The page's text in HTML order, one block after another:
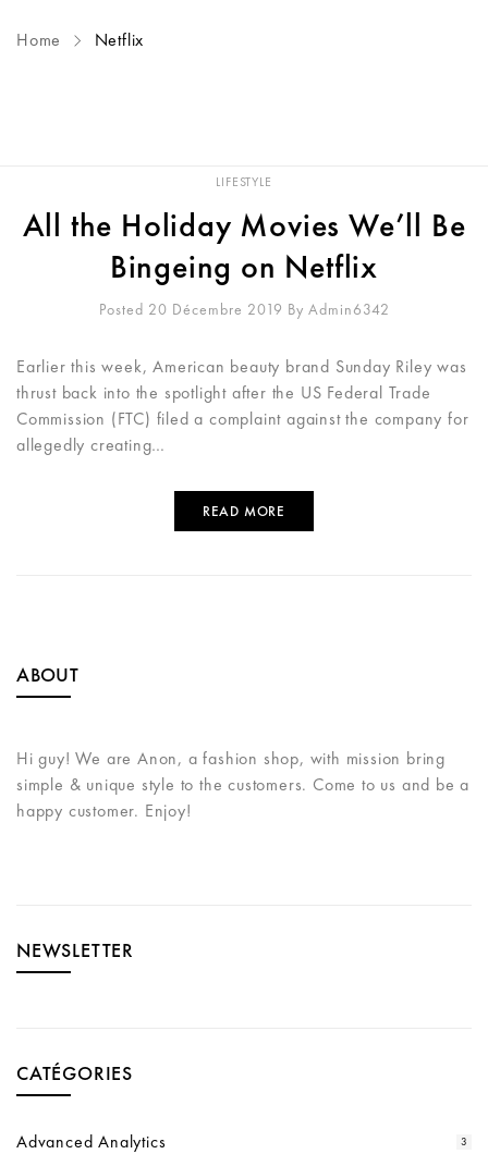
Home Netflix
LIFESTYLE
All the Holiday Movies We’ll Be
Bingeing on Netflix
Posted 20 Décembre 2019 By Admin6342
Earlier this week, American beauty brand Sunday Riley was
thrust back into the spotlight after the US Federal Trade
Commission (FTC) filed a complaint against the company for
allegedly creating…
READ MORE
ABOUT
Hi guy! We are Anon, a fashion shop, with mission bring
simple & unique style to the customers. Come to us and be a
happy customer. Enjoy!
NEWSLETTER
CATÉGORIES
Advanced Analytics 3